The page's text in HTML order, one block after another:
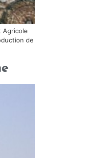
Agricole
de